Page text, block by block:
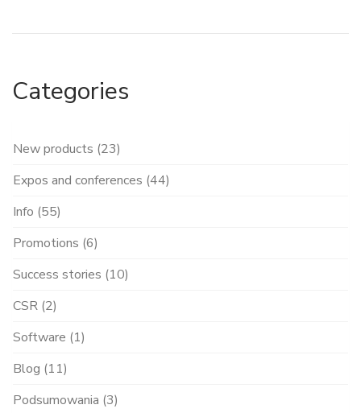
Categories
New products (23)
Expos and conferences (44)
Info (55)
Promotions (6)
Success stories (10)
CSR (2)
Software (1)
Blog (11)
Podsumowania (3)